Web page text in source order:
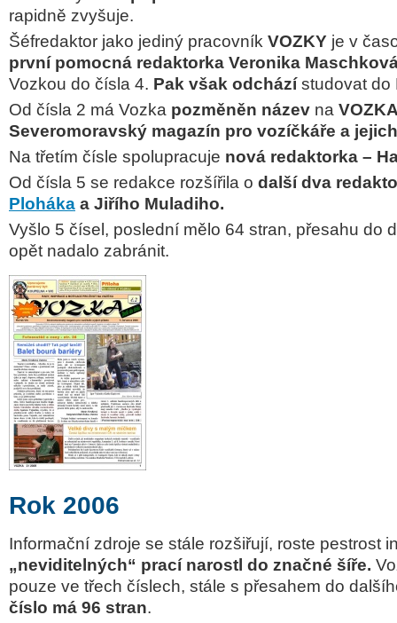
rapidně zvyšuje.
Šéfredaktor jako jediný pracovník VOZKY je v
první pomocná redaktorka Veronika
Vozkou do čísla 4. Pak však odcházístudovat do
Od čísla 2 má Vozka pozměněn název na
Severomoravský magazín pro vozíčkáře a
Na třetím čísle spolupracuje nová redaktorka –
Od čísla 5 se redakce rozšířila o další dva
Ploháka a Jiřího Muladiho.
Vyšlo 5 čísel, poslední mělo 64 stran, přesahu do
opět nadalo zabránit.
Rok 2006
Informační zdroje se stále rozšiřují, roste pestrost
„neviditelných“ prací narostl do značné šíře.
pouze ve třech číslech, stále s přesahem do
číslo má 96 stran.